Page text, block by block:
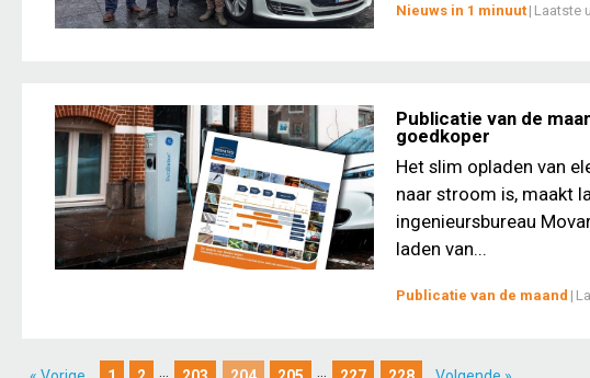
Nieuws in 1 minuut | Laatste
Publicatie van de
goedkoper
Het slim opladen van
naar stroom is, maakt
ingenieursbureau
laden van...
Publicatie van de maand |
... ...